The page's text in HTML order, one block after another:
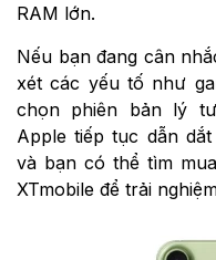
RAM lớn.
Nếu bạn đang cân
xét các yếu tố như
chọn phiên bản lý
Apple tiếp tục dẫn
và bạn có thể tìm
XTmobile để trải